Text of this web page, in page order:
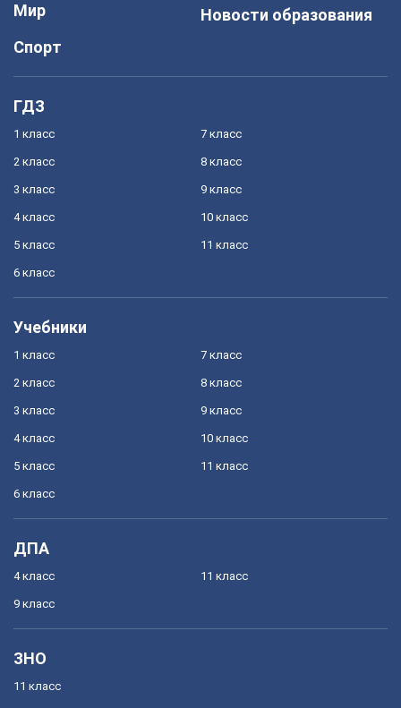
Мир
Спорт
Новости образования
ГДЗ
1 класс
2 класс
3 класс
4 класс
5 класс
6 класс
7 класс
8 класс
9 класс
10 класс
11 класс
Учебники
1 класс
2 класс
3 класс
4 класс
5 класс
6 класс
7 класс
8 класс
9 класс
10 класс
11 класс
ДПА
4 класс
9 класс
11 класс
ЗНО
11 класс